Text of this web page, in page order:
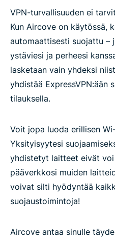
VPN-turvallisuuden ei
Kun Aircove on käytössä,
automaattisesti suojattu –
ystäviesi ja perheesi
lasketaan vain yhdeksi
yhdistää ExpressVPN:ään
tilauksella.
Voit jopa luoda erillisen
Yksityisyytesi
yhdistetyt laitteet eivät
pääverkkosi muiden
voivat silti hyödyntää
suojaustoimintoja!
Aircove antaa sinulle